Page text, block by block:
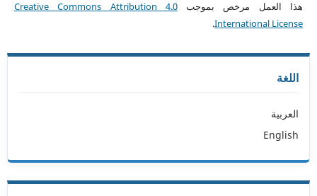
هذا العمل مرخص بموجبCreative Commons Attribution 4.0
International License
.
اللغة
العربية
English